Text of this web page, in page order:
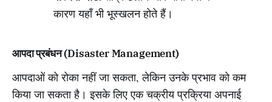
कारण यहाँ भी भूस्खलन होते हैं।
आपदा प्रबंधन (Disaster Management)
आपदाओं को रोका नहीं जा सकता, लेकिन उनके प्रभाव को कम
किया जा सकता है। इसके लिए एक चक्रीय प्रक्रिया अपनाई